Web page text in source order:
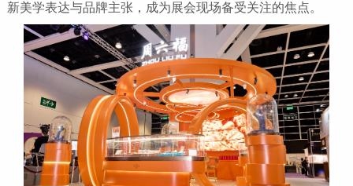
新美学表达与品牌主张，成为展会现场备受关注的焦点。